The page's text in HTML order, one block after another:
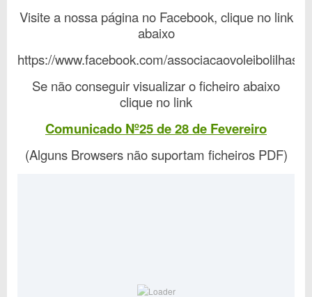
Visite a nossa página no Facebook, clique no link
abaixo
https://www.facebook.com/
Se não conseguir visualizar o ficheiro abaixo
clique no link
Comunicado Nº25 de 28 de Fevereiro
(Alguns Browsers não suportam ficheiros PDF)